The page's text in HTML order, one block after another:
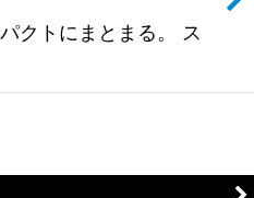
クトにまとまる。 ス